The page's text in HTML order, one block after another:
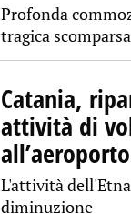
Profonda
tragica
Catania,
attività di
all’aeroporto
L'attività
diminuzione